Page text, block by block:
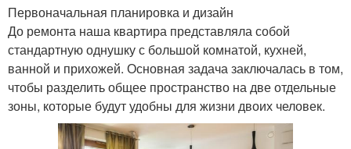
Первоначальная планировка и дизайн
До ремонта наша квартира представляла собой
стандартную однушку с большой комнатой, кухней,
ванной и прихожей. Основная задача заключалась в том,
чтобы разделить общее пространство на две отдельные
зоны, которые будут удобны для жизни двоих человек.